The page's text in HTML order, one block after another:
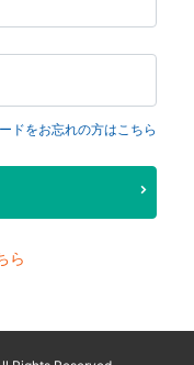
ドをお忘れの方はこちら
ら